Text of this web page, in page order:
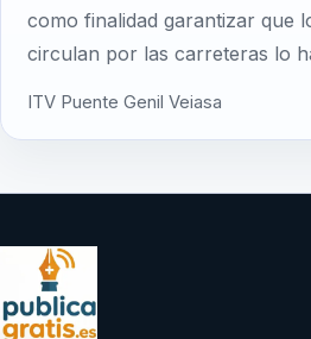
como finalidad garantizar que
circulan por las carreteras lo
ITV Puente Genil Veiasa